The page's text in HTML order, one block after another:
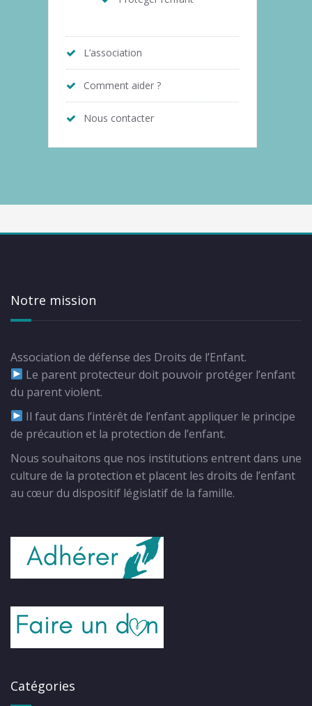
L’association
Comment aider ?
Nous contacter
Notre mission
Association de défense des Droits de l’Enfant.
Le parent protecteur doit pouvoir protéger l’enfant
du parent violent.
Il faut dans l’intérêt de l’enfant appliquer le principe
de précaution et la protection de l’enfant.
Nous souhaitons que nos institutions entrent dans une
culture de la protection et placent les droits de l’enfant
au cœur du dispositif législatif de la famille.
Catégories